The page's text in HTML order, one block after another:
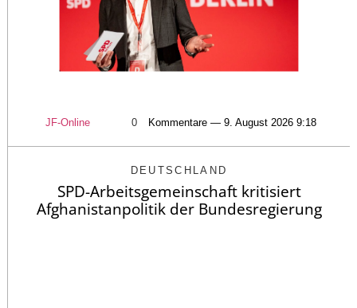
JF-Online 0 Kommentare — 9. August 2026 9:18
DEUTSCHLAND
SPD-Arbeitsgemeinschaft kritisiert
Afghanistanpolitik der Bundesregierung